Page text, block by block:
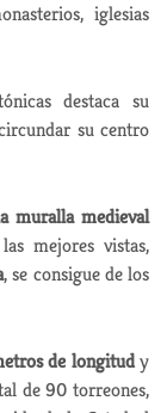
iglesias
destaca su
su centro
muralla medieval
mejores vistas,
, se consigue de los
de longitudy
de 90 torreones,